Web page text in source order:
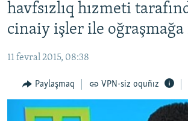
Baş
navigatsiyağa
qaytmaq
Qıdıruvğa
İQTİSADİYAT
MEDENİYET
İNSAN AQLARI
VİDEO
havfsızlıq hızmeti
cinaiy işler ile
11 fevral 2015, 08:38
Paylaşmaq VPN-siz oquñız